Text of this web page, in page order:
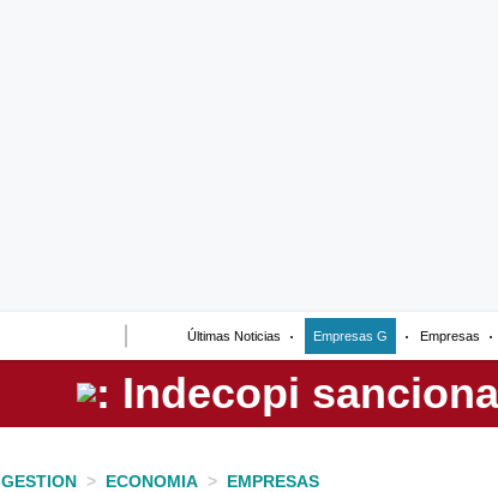
Últimas Noticias Empresas G Empresas
GESTION > ECONOMIA > EMPRESAS